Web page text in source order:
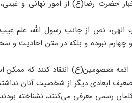
نص از جانب رسول الله، علم
نبوده و بلکه در متن احادیث و
معصومین(ع) انتقاد کنند که ممکن
ابعادی دیگر از شخصیت آنان
رسمی معرفی می‌کنند، نشناخته